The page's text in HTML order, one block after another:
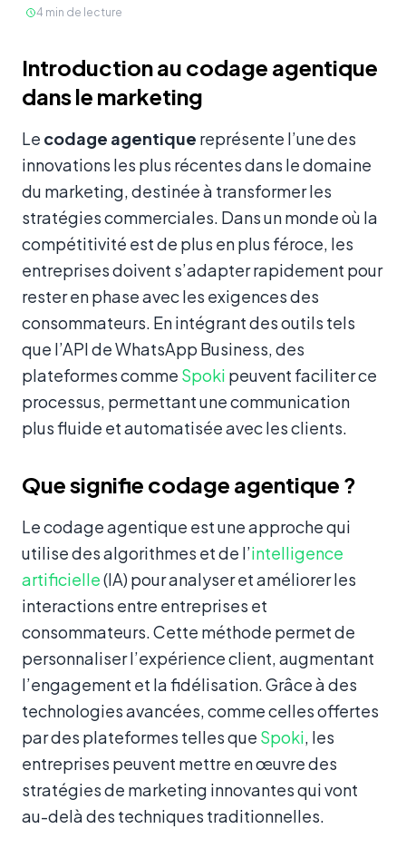
4 min de lecture
Introduction au codage agentique
dans le marketing
Le codage agentique représente l’une des
innovations les plus récentes dans le domaine
du marketing, destinée à transformer les
stratégies commerciales. Dans un monde où la
compétitivité est de plus en plus féroce, les
entreprises doivent s’adapter rapidement pour
rester en phase avec les exigences des
consommateurs. En intégrant des outils tels
que l’API de WhatsApp Business, des
plateformes comme Spoki peuvent faciliter ce
processus, permettant une communication
plus fluide et automatisée avec les clients.
Que signifie codage agentique ?
Le codage agentique est une approche qui
utilise des algorithmes et de l’intelligence
artificielle(IA) pour analyser et améliorer les
interactions entre entreprises et
consommateurs. Cette méthode permet de
personnaliser l’expérience client, augmentant
l’engagement et la fidélisation. Grâce à des
technologies avancées, comme celles offertes
par des plateformes telles que Spoki, les
entreprises peuvent mettre en œuvre des
stratégies de marketing innovantes qui vont
au-delà des techniques traditionnelles.